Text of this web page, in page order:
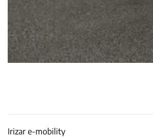
Irizar e-mobility